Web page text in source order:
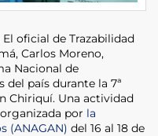
El oficial de Trazabilidad
Carlos Moreno,
Nacional de
del país durante la 7ª
Chiriquí. Una actividad
por la
(ANAGAN) del 16 al 18 de